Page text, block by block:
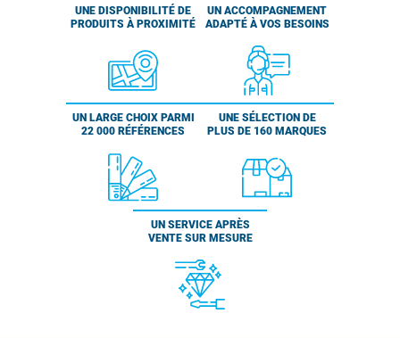
UNE DISPONIBILITÉ DE
PRODUITS À PROXIMITÉ
UN ACCOMPAGNEMENT
ADAPTÉ À VOS BESOINS
UN LARGE CHOIX PARMI
22 000 RÉFÉRENCES
UNE SÉLECTION DE
PLUS DE 160 MARQUES
UN SERVICE APRÈS
VENTE SUR MESURE